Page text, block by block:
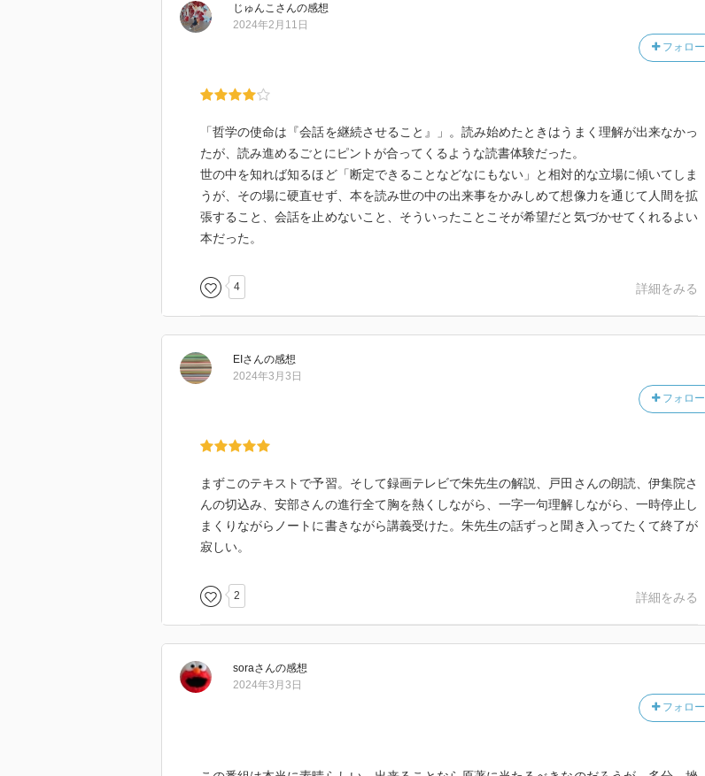
じゅんこ さんの感想
フォロー
2024年2月11日
「哲学の使命は『会話を継続させること』」。読み始めたときはうまく理解が出来なかっ
たが、読み進めるごとにピントが合ってくるような読書体験だった。
世の中を知れば知るほど「断定できることなどなにもない」と相対的な立場に傾いてしま
うが、その場に硬直せず、本を読み世の中の出来事をかみしめて想像力を通じて人間を拡
張すること、会話を止めないこと、そういったことこそが希望だと気づかせてくれるよい
本だった。
4 詳細をみる
EI さんの感想
フォロー
2024年3月3日
まずこのテキストで予習。そして録画テレビで朱先生の解説、戸田さんの朗読、伊集院さ
んの切込み、安部さんの進行全て胸を熱くしながら、一字一句理解しながら、一時停止し
まくりながらノートに書きながら講義受けた。朱先生の話ずっと聞き入ってたくて終了が
寂しい。
2 詳細をみる
soraさんの感想
フォロー
2024年3月3日